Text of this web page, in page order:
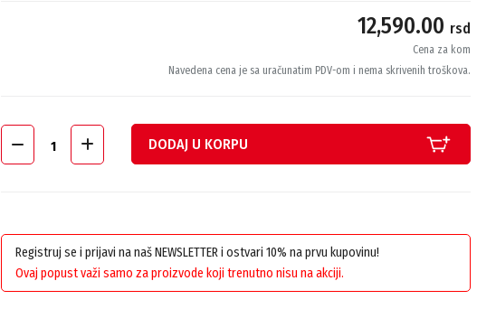
12,590.00 rsd
Cena za kom
Navedena cena je sa uračunatim PDV-om i nema skrivenih troškova.
DODAJ U KORPU
Registruj se i prijavi na naš NEWSLETTER i ostvari 10% na prvu kupovinu!
Ovaj popust važi samo za proizvode koji trenutno nisu na akciji.